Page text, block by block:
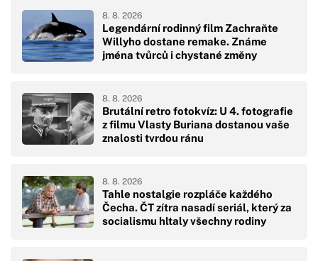
Legendární rodinný film Zachraňte
Willyho dostane remake. Známe
jména tvůrců i chystané změny
8. 8. 2026
Brutální retro fotokvíz: U 4. fotografie
z filmu Vlasty Buriana dostanou vaše
znalosti tvrdou ránu
8. 8. 2026
Tahle nostalgie rozpláče každého
Čecha. ČT zítra nasadí seriál, který za
socialismu hltaly všechny rodiny
8. 8. 2026